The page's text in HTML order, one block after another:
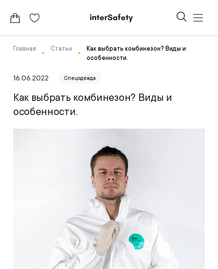
Главная Статьи
Как выбрать комбинезон? Виды и
особенности.
16.06.2022 Спецодежда
Как выбрать комбинезон? Виды и
особенности.